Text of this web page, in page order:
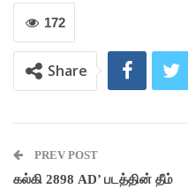
172
Share
PREV POST
கல்கி 2898 AD’ படத்தின் தீம்